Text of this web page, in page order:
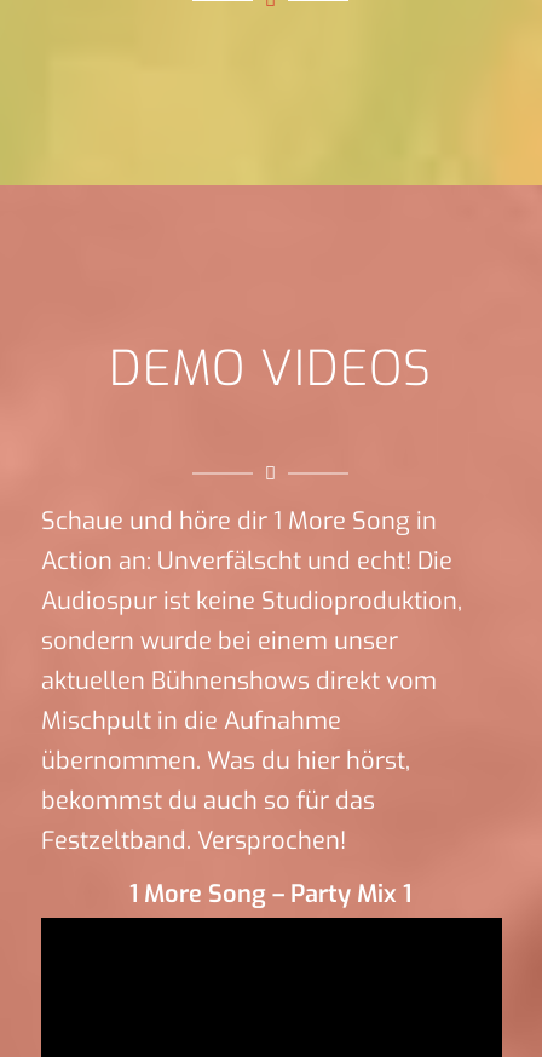
DEMO VIDEOS
Schaue und höre dir 1 More Song in
Action an: Unverfälscht und echt! Die
Audiospur ist keine Studioproduktion,
sondern wurde bei einem unser
aktuellen Bühnenshows direkt vom
Mischpult in die Aufnahme
übernommen. Was du hier hörst,
bekommst du auch so für das
Festzeltband. Versprochen!
1 More Song – Party Mix 1